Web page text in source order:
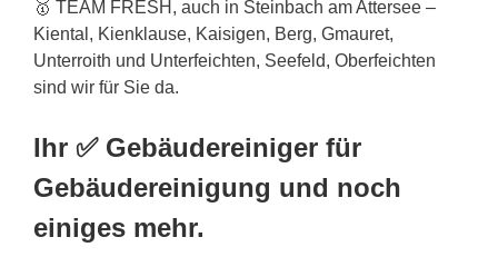
🥇 TEAM FRESH, auch in Steinbach am Attersee –
Kiental, Kienklause, Kaisigen, Berg, Gmauret,
Unterroith und Unterfeichten, Seefeld, Oberfeichten
sind wir für Sie da.
Ihr ✅ Gebäudereiniger für
Gebäudereinigung und noch
einiges mehr.